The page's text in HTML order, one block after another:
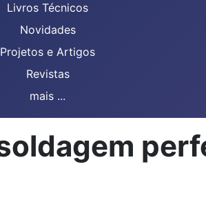
Livros Técnicos
Novidades
Projetos e Artigos
Revistas
mais ...